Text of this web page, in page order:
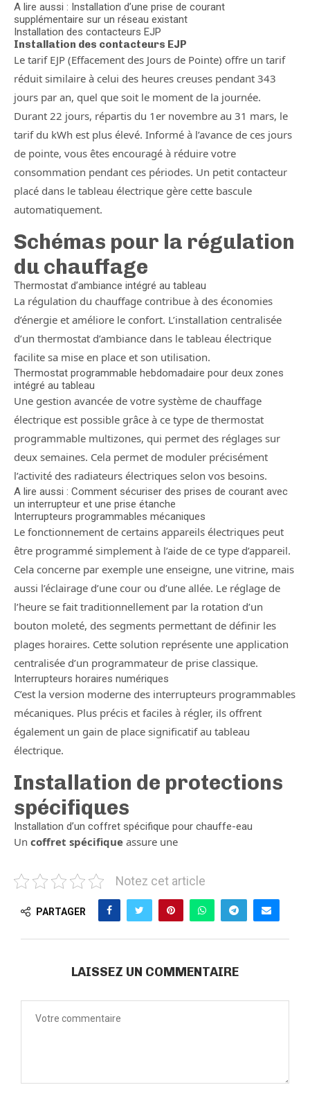
A lire aussi : Installation d’une prise de courant
supplémentaire sur un réseau existant
Installation des contacteurs EJP
Installation des contacteurs EJP
Le tarif EJP (Effacement des Jours de Pointe) offre un tarif
réduit similaire à celui des heures creuses pendant 343
jours par an, quel que soit le moment de la journée.
Durant 22 jours, répartis du 1er novembre au 31 mars, le
tarif du kWh est plus élevé. Informé à l’avance de ces jours
de pointe, vous êtes encouragé à réduire votre
consommation pendant ces périodes. Un petit contacteur
placé dans le tableau électrique gère cette bascule
automatiquement.
Schémas pour la régulation
du chauffage
Thermostat d’ambiance intégré au tableau
La régulation du chauffage contribue à des économies
d’énergie et améliore le confort. L’installation centralisée
d’un thermostat d’ambiance dans le tableau électrique
facilite sa mise en place et son utilisation.
Thermostat programmable hebdomadaire pour deux zones
intégré au tableau
Une gestion avancée de votre système de chauffage
électrique est possible grâce à ce type de thermostat
programmable multizones, qui permet des réglages sur
deux semaines. Cela permet de moduler précisément
l’activité des radiateurs électriques selon vos besoins.
A lire aussi : Comment sécuriser des prises de courant avec
un interrupteur et une prise étanche
Interrupteurs programmables mécaniques
Le fonctionnement de certains appareils électriques peut
être programmé simplement à l’aide de ce type d’appareil.
Cela concerne par exemple une enseigne, une vitrine, mais
aussi l’éclairage d’une cour ou d’une allée. Le réglage de
l’heure se fait traditionnellement par la rotation d’un
bouton moleté, des segments permettant de définir les
plages horaires. Cette solution représente une application
centralisée d’un programmateur de prise classique.
Interrupteurs horaires numériques
C’est la version moderne des interrupteurs programmables
mécaniques. Plus précis et faciles à régler, ils offrent
également un gain de place significatif au tableau
électrique.
Installation de protections
spécifiques
Installation d’un coffret spécifique pour chauffe-eau
Un coffret spécifique assure une
Notez cet article
PARTAGER
LAISSEZ UN COMMENTAIRE